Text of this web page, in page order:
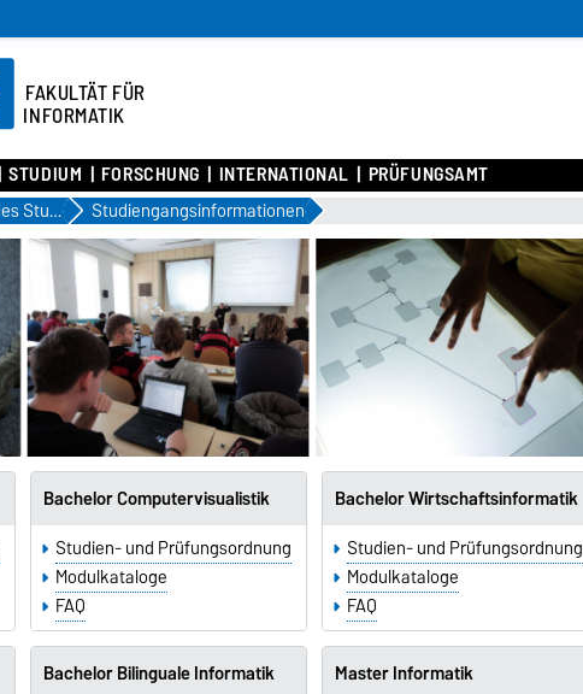
FAKULTÄT FÜR
INFORMATIK
STUDIUM FORSCHUNG INTERNATIONAL PRÜFUNGSAMT
Während des Studiums Studiengangsinformationen
Bachelor Computervisualistik
Studien- und Prüfungsordnung
Modulkataloge
FAQ
Bachelor Wirtschaftsinformatik
Studien- und Prüfungsordnung
Modulkataloge
FAQ
Bachelor Bilinguale Informatik
Master Informatik